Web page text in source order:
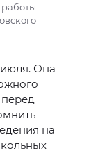
июля. Она
на